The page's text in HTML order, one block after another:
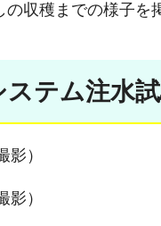
収穫までの様子を
テム注水
）
）